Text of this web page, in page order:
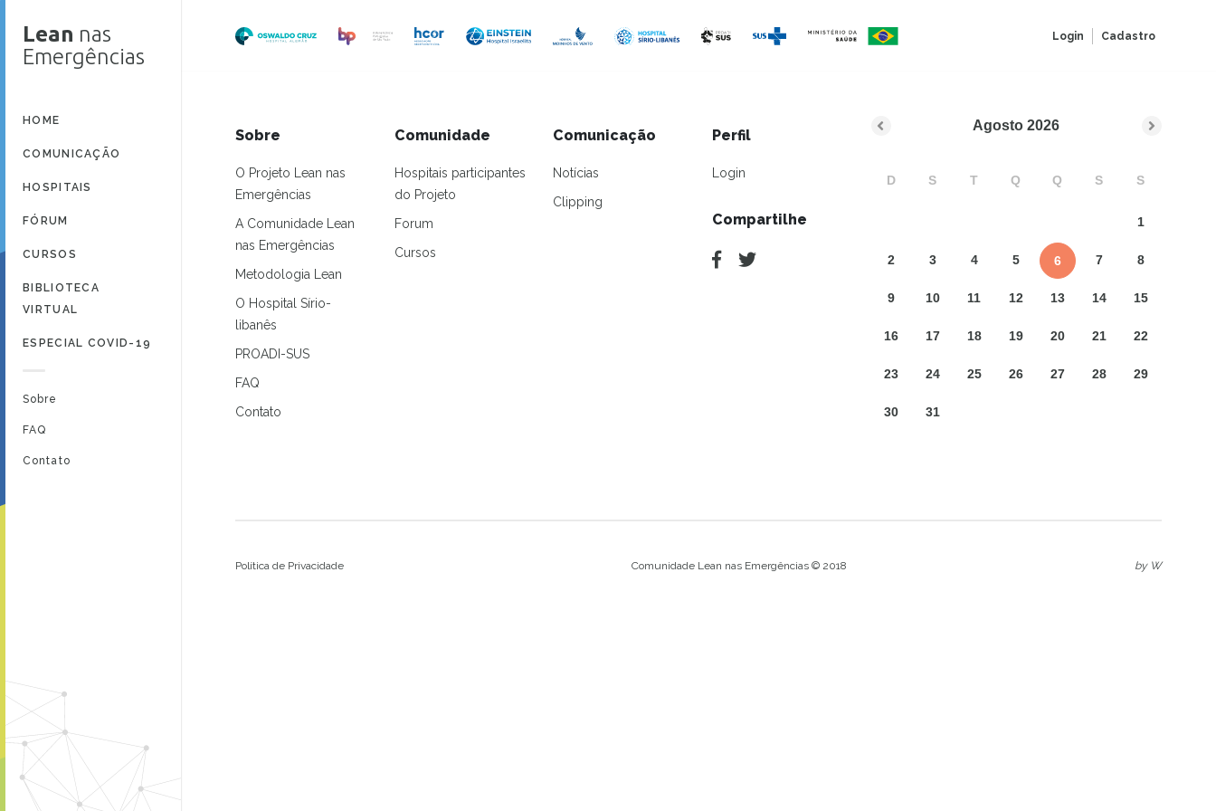
Login Cadastro
Lean nas
Emergências
HOME
COMUNICAÇÃO
HOSPITAIS
FÓRUM
CURSOS
BIBLIOTECA
VIRTUAL
ESPECIAL COVID-19
Sobre
FAQ
Contato
Sobre
O Projeto Lean nas
Emergências
A Comunidade Lean
nas Emergências
Metodologia Lean
O Hospital Sírio-
libanês
PROADI-SUS
FAQ
Contato
Comunidade
Hospitais participantes
do Projeto
Forum
Cursos
Comunicação
Notícias
Clipping
Perfil
Login
Compartilhe
Agosto 2026
D S T Q Q S S
1
2 3 4 5 6 7 8
9 10 11 12 13 14 15
16 17 18 19 20 21 22
23 24 25 26 27 28 29
30 31
Política de Privacidade Comunidade Lean nas Emergências © 2018 by W